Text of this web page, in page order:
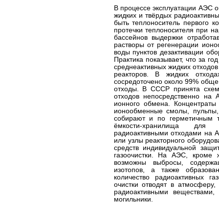
В процессе эксплуатации АЭС
жидких и твёрдых
быть теплоноситель первого
протечки теплоносителя при
бассейнов выдержки
растворы от регенерации
воды пунктов дезактивации
Практика показывает, что за
среднеактивных жидких
реакторов. В жидких
сосредоточено около 99%
отходы. В СССР принята
отходов непосредственно
ионного обмена.
ионообменные смолы,
собирают и по герметичным
ёмкости-хранилища для
радиоактивными отходами на
или узлы реакторного
средств индивидуальной
газоочистки. На АЭС, кроме
возможны выбросы,
изотопов, а также
количество радиоактивных
очистки отводят в
радиоактивными
могильники.